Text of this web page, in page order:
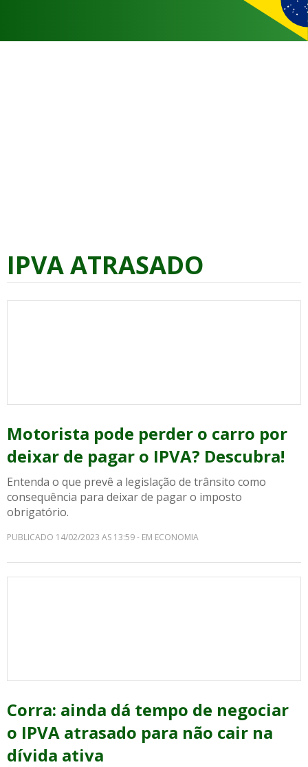
IPVA ATRASADO
Motorista pode perder o carro por
deixar de pagar o IPVA? Descubra!
Entenda o que prevê a legislação de trânsito como
consequência para deixar de pagar o imposto
obrigatório.
PUBLICADO 14/02/2023 AS 13:59 - EM ECONOMIA
Corra: ainda dá tempo de negociar
o IPVA atrasado para não cair na
dívida ativa